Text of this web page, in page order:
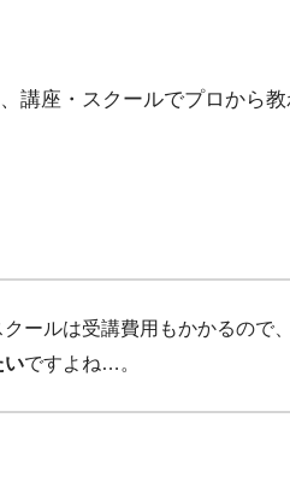
講座・スクールでプロから
ールは受講費用もかかるので、
いですよね…。